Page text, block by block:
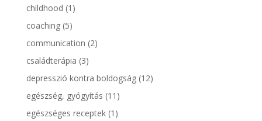
childhood (1)
coaching(5)
communication (2)
családterápia (3)
depresszió kontra boldogság(12)
egészség, gyógyítás (11)
egészséges receptek(1)